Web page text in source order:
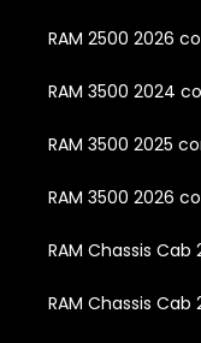
RAM 2500 2026
RAM 3500 2024
RAM 3500 2025
RAM 3500 2026
RAM Chassis
RAM Chassis